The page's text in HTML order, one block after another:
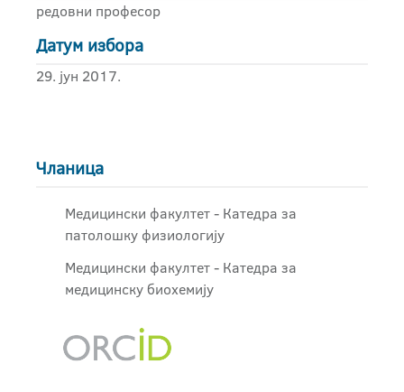
редовни професор
Датум избора
29. јун 2017.
Чланица
Медицински факултет - Катедра за
патолошку физиологију
Медицински факултет - Катедра за
медицинску биохемију